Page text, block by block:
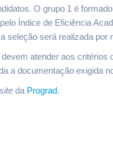
O grupo 1 é
Índice de Eficiência
seleção será realizada
atender aos
a documentação exigida
site da Prograd.